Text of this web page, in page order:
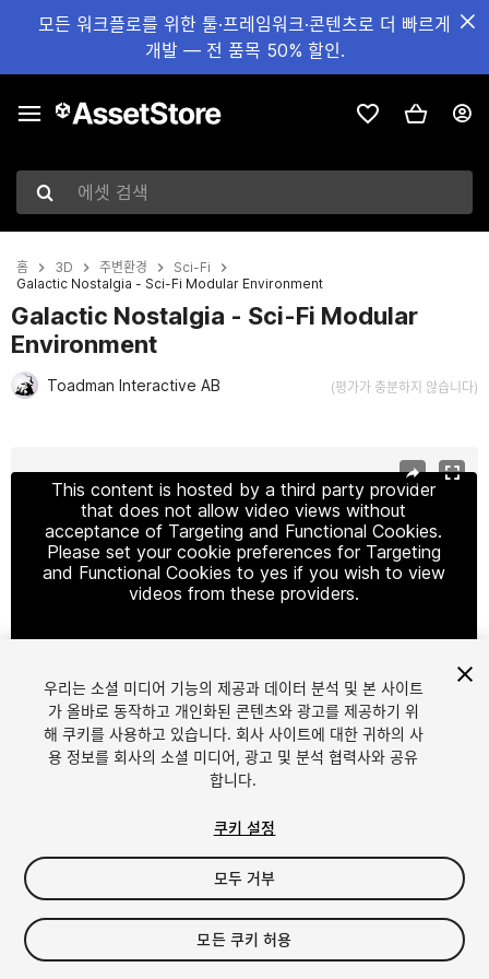
모든 워크플로를 위한 툴·프레임워크·콘텐츠로 더 빠르게
개발 — 전 품목 50% 할인.
에셋 검색
홈 3D 주변환경
Sci-Fi
Galactic Nostalgia - Sci-Fi Modular Environment
Galactic Nostalgia - Sci-Fi Modular
Environment
Toadman Interactive AB (평가가 충분하지 않습니다)
This content is hosted by a third party provider
that does not allow video views without
acceptance of Targeting and Functional Cookies.
Please set your cookie preferences for Targeting
and Functional Cookies to yes if you wish to view
videos from these providers.
Cookie Settings
1/16
$78.99
세금/부가세는 결제 시 반영됩니다.
우리는 소셜 미디어 기능의 제공과 데이터 분석 및 본 사이트
가 올바로 동작하고 개인화된 콘텐츠와 광고를 제공하기 위
해 쿠키를 사용하고 있습니다. 회사 사이트에 대한 귀하의 사
용 정보를 회사의 소셜 미디어, 광고 및 분석 협력사와 공유
합니다.
쿠키 설정
모두 거부
모든 쿠키 허용